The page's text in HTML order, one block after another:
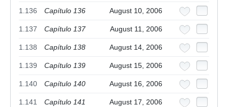
1.136 Capítulo 136 August 10, 2006
1.137 Capítulo 137 August 11, 2006
1.138 Capítulo 138 August 14, 2006
1.139 Capítulo 139 August 15, 2006
1.140 Capítulo 140 August 16, 2006
1.141 Capítulo 141 August 17, 2006